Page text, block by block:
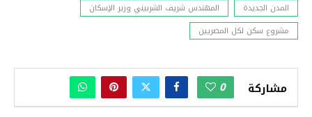
المدن الجديدة
المهندس شريف الشربيني وزير الإسكان
مشروع سكن لكل المصريين
مشاركة 0